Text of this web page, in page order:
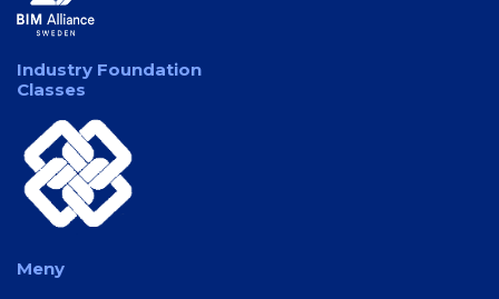
Industry Foundation
Classes
Meny